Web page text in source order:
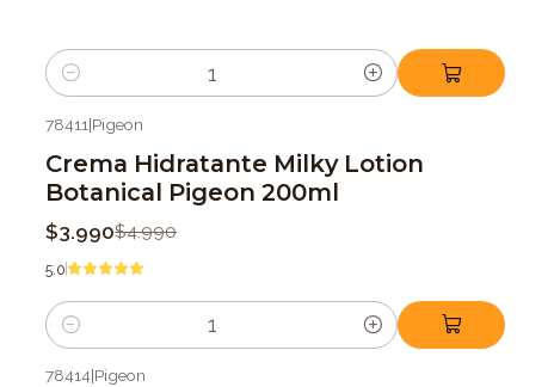
Cantidad
78411|Pigeon
Crema Hidratante Milky Lotion
Botanical Pigeon 200ml
$3.990$4.990
5.0
Cantidad
78414|Pigeon